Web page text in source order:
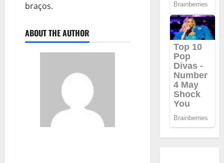
braços.
ABOUT THE AUTHOR